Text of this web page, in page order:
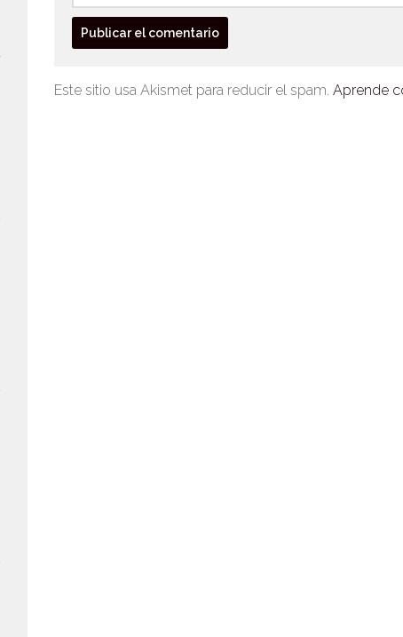
Este sitio usa Akismet para reducir el spam. Aprende